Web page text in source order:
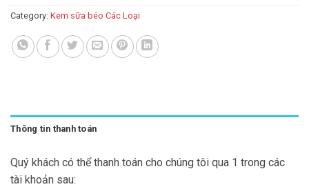
Category: Kem sữa béo Các Loại
Thông tin thanh toán
Quý khách có thể thanh toán cho chúng tôi qua 1 trong các
tài khoản sau: